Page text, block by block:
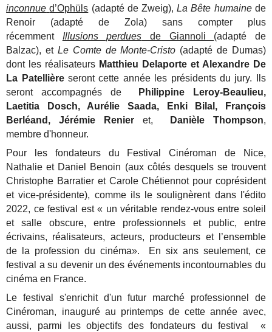
inconnue d’Ophüls (adapté de Zweig),La Bête humaine de
Renoir (adapté de Zola) sans compter plus
récemment
Illusions perdues de Giannoli (adapté de
Balzac), et Le Comte de Monte-Cristo (adapté de Dumas)
dont les réalisateurs Matthieu Delaporte et Alexandre De
La Patellièreseront cette année les présidents du jury.
Ils
seront accompagnés de
Philippine Leroy-Beaulieu,
Laetitia Dosch, Aurélie Saada, Enki Bilal, François
Berléand, Jérémie Renier et, Danièle Thompson,
membre d'honneur.
Pour les fondateurs du Festival Cinéroman de Nice,
Nathalie et Daniel Benoin (aux côtés desquels se trouvent
Christophe Barratier et Carole Chétiennot pour coprésident
et vice-présidente), comme ils le soulignèrent dans l'édito
2022, ce festival est « un véritable rendez-vous entre soleil
et salle obscure, entre professionnels et public, entre
écrivains, réalisateurs, acteurs, producteurs et l’ensemble
de la profession du cinéma». En six ans seulement, ce
festival a su devenir un des événements incontournables du
cinéma en France.
Le festival s'enrichit d'un futur marché professionnel de
Cinéroman, inauguré au printemps de cette année avec,
aussi, parmi les objectifs des fondateurs du festival «